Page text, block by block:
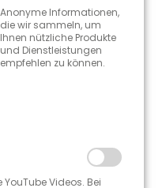
wir Sie als Arzt,
oder
oder Inhaber
einige Sparten zu
Ihrer
Netzwerk
und
Anonyme Informationen,
die wir sammeln, um
Ihnen nützliche Produkte
und Dienstleistungen
empfehlen zu können.
Videos. Bei